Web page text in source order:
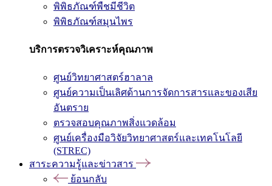
พิพิธภัณฑ์พืชมีชีวิต
พิพิธภัณฑ์สมุนไพร
บริการตรวจวิเคราะห์คุณภาพ
ศูนย์วิทยาศาสตร์ฮาลาล
ศูนย์ความเป็นเลิศด้านการจัดการสารและของเสีย
อันตราย
ตรวจสอบคุณภาพสิ่งแวดล้อม
ศูนย์เครื่องมือวิจัยวิทยาศาสตร์และเทคโนโลยี
(STREC)
สาระความรู้และข่าวสาร
ย้อนกลับ